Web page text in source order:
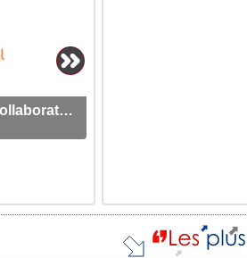
Industrie Multinational recrute des Collaborateurs